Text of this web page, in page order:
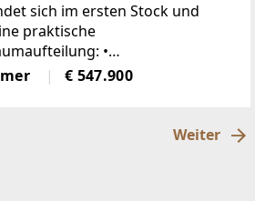
sich im ersten Stock und
praktische
•
mit Zugang zur
Separate Toilette• Badezimmer
€ 547.900
Weiter